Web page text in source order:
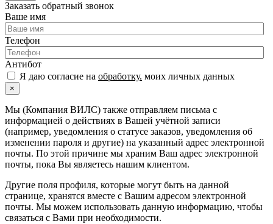
Заказать обратный звонок
Ваше имя
Телефон
Антибот
Я даю согласие на обработку. моих личных данных
×
Мы (Компания ВИЛС) также отправляем письма с
информацией о действиях в Вашей учётной записи
(например, уведомления о статусе заказов, уведомления об
изменении пароля и другие) на указанный адрес электронной
почты. По этой причине мы храним Ваш адрес электронной
почты, пока Вы являетесь нашим клиентом.
Другие поля профиля, которые могут быть на данной
странице, хранятся вместе с Вашим адресом электронной
почты. Мы можем использовать данную информацию, чтобы
связаться с Вами при необходимости.